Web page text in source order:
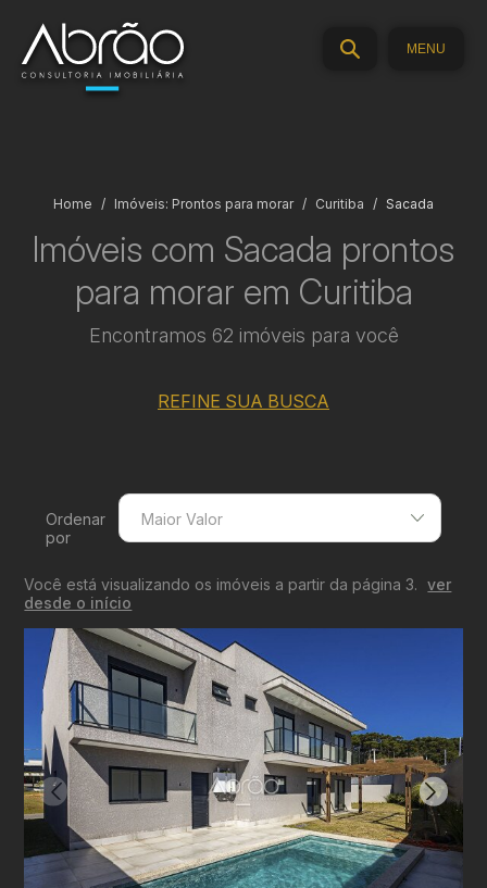
MENU
Home Imóveis: Prontos para morar Curitiba Sacada
Imóveis com Sacada prontos
para morar em Curitiba
Encontramos 62 imóveis para você
REFINE SUA BUSCA
Ordenar
por
Maior Valor
Maior Valor
Menor Área
Maior Área
Recentes
Você está visualizando os imóveis a partir da página 3.
ver
desde o início